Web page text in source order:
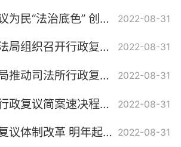
武威：擦亮复议为民“法治底色” 创造了安全稳定的社会环境 2022-08-31
定西市漳县司法局组织召开行政复议听证会 促进行政复议工作提质增效 2022-08-31
满洲里市司法局推动司法所行政复议 代办点落地落实 2022-08-31
临沂市出台《行政复议简案速决程序规定》等三项制度 更好助推法治政府建设 2022-08-31
河南推进行政复议体制改革 明年起一级政府只设一个行政复议机关 2022-08-31